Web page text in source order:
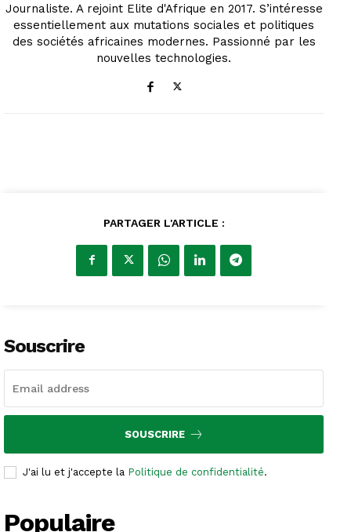
Journaliste. A rejoint Elite d'Afrique en 2017. S’intéresse
essentiellement aux mutations sociales et politiques
des sociétés africaines modernes. Passionné par les
nouvelles technologies.
PARTAGER L'ARTICLE :
Souscrire
SOUSCRIRE
J'ai lu et j'accepte la Politique de confidentialité.
Populaire